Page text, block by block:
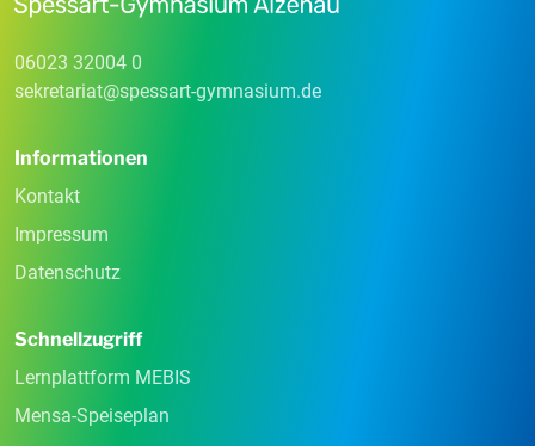
06023 32004 0
sekretariat@spessart-gymnasium.de
Informationen
Kontakt
Impressum
Datenschutz
Schnellzugriff
Lernplattform MEBIS
Mensa-Speiseplan